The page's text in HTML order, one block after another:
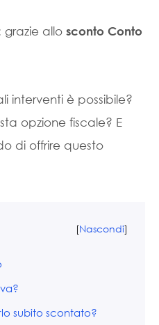
grazie allo sconto Conto
interventi è possibile?
opzione fiscale? E
di offrire questo
[Nascondi]
subito scontato?